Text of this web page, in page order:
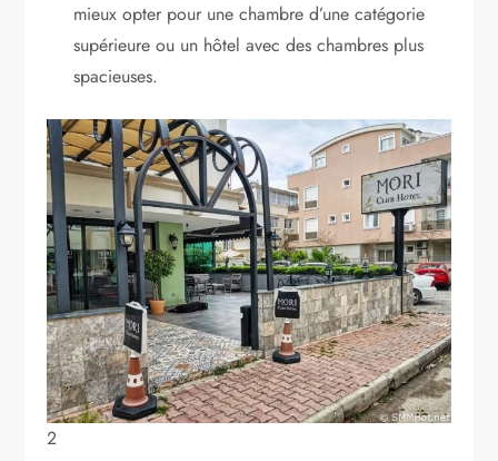
mieux opter pour une chambre d’une catégorie
supérieure ou un hôtel avec des chambres plus
spacieuses.
2